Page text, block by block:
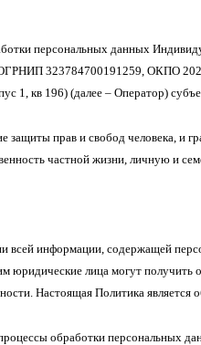
персональных данных
323784700191259, ОКПО
1, кв 196) (далее – Оператор)
защиты прав и свобод человека, и
частной жизни, личную и
всей информации, содержащей
юридические лица могут получить
Настоящая Политика является
обработки персональных